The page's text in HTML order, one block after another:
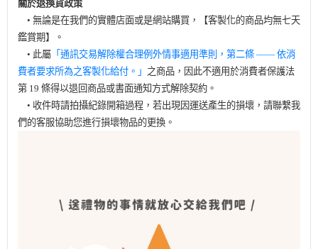
關於退換貨政策
• 無論是在我們的實體店面或是網站購買，【客製化的商品均無七天
鑑賞期】。
• 此屬 「通訊交易解除權合理例外情事適用準則，第二條 —— 依消
費者要求所為之客製化給付。」 之商品，因此不適用於消費者保護法
第 19 條得以退回商品或書面通知方式解除契約。
• 收件時請拍攝紀錄開箱過程，若出現因運送產生的損壞，請聯繫我
們的客服協助您進行損壞物品的更換。